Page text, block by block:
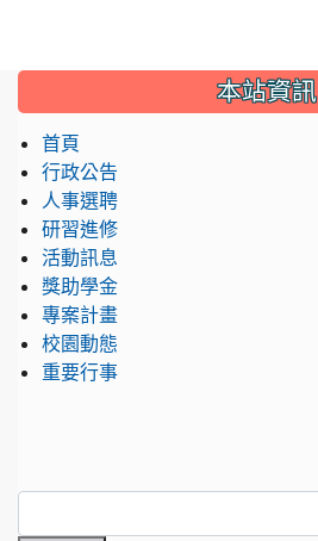
::: 本站資訊
首頁
行政公告
人事選聘
研習進修
活動訊息
獎助學金
專案計畫
校園動態
重要行事